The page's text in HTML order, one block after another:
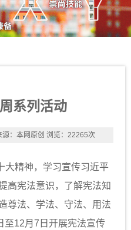
系列活动
源：本网原创 浏览：22265次
精神，学习宣传习近平
高宪法意识，了解宪法知
尊法、学法、守法、用法
至12月7日开展宪法宣传